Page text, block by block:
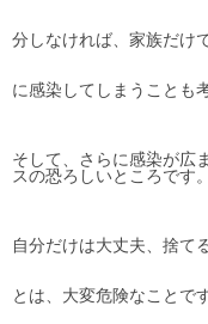
分しなければ、家族だけ
に感染してしまうことも
そして、さらに感染が広
スの恐ろしいところです。
自分だけは大丈夫、捨て
とは、大変危険なことで